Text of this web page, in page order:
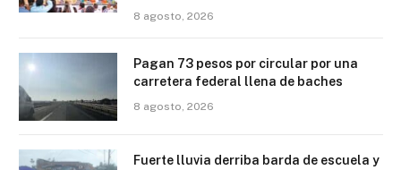
8 agosto, 2026
Pagan 73 pesos por circular por una
carretera federal llena de baches
8 agosto, 2026
Fuerte lluvia derriba barda de escuela y